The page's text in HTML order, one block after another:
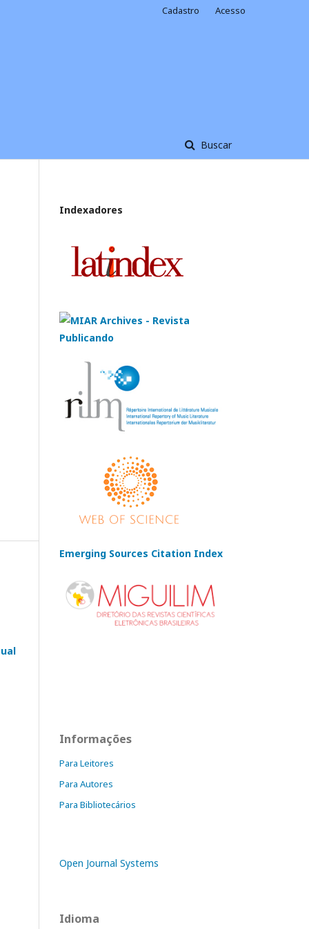
Buscar
Cadastro Acesso
Indexadores
Emerging Sources Citation Index
Informações
Para Leitores
Para Autores
Para Bibliotecários
Open Journal Systems
Idioma